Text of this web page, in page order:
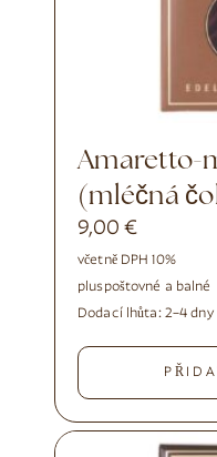
Amaretto-mandlová
(mléčná
9,00€
včetně DPH 10%
pluspoštovné a balné
Dodací lhůta: 2–4 dny